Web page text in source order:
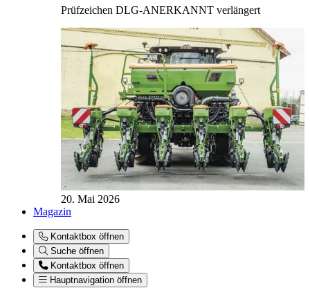
Prüfzeichen DLG-ANERKANNT verlängert
20. Mai 2026
Magazin
Kontaktbox öffnen
Suche öffnen
Kontaktbox öffnen
Hauptnavigation öffnen